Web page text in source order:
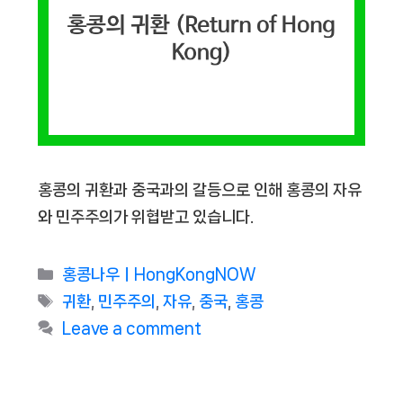
홍콩의 귀환과 중국과의 갈등으로 인해 홍콩의 자유
와 민주주의가 위협받고 있습니다.
Categories
홍콩나우ㅣHongKongNOW
Tags
귀환, 민주주의 ,자유 중국 홍콩
Leave a comment